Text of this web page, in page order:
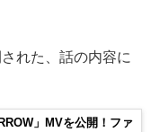
れた、話の内容に
」MVを公開！ファ